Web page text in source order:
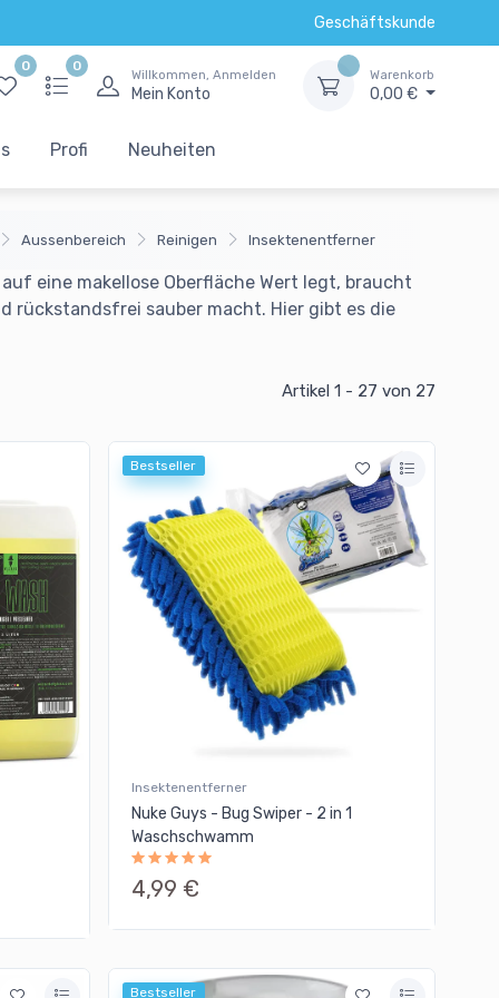
Geschäftskunde
0 0
Willkommen, Anmelden
Mein Konto
Warenkorb
0,00 €
Profi Neuheiten
Aussenbereich Reinigen Insektenentferner
eine makellose Oberfläche Wert legt, braucht
rückstandsfrei sauber macht. Hier gibt es die
Artikel 1 - 27 von 27
Bestseller
Insektenentferner
Nuke Guys - Bug Swiper - 2 in 1
Waschschwamm
4,99 €
Bestseller